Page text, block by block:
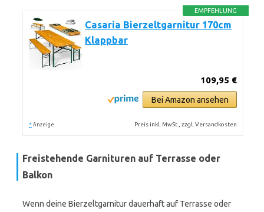
EMPFEHLUNG
Casaria Bierzeltgarnitur 170cm
Klappbar
109,95 €
Bei Amazon ansehen
* Anzeige Preis inkl. MwSt., zzgl. Versandkosten
Freistehende Garnituren auf Terrasse oder
Balkon
Wenn deine Bierzeltgarnitur dauerhaft auf Terrasse oder